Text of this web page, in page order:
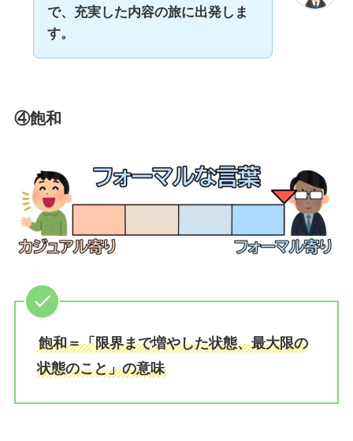
で、充実した内容の旅に出発しま
す。
④飽和
飽和＝「限界まで増やした状態、最大限の
状態のこと」の意味